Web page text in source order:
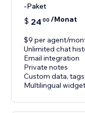
-Paket
$ 24 00 /Monat
$9 per agent/
Unlimited chat
Email integration
Private notes
Custom data,
Multilingual widget